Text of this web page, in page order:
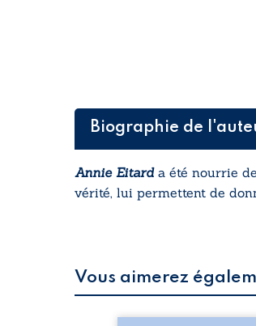
Biographie de
Annie Eitarda été nourrie
vérité, lui permettent de
Vous aimerez